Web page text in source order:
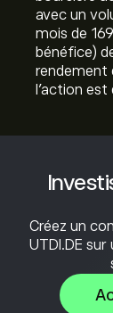
Créez un
UTDI.DE
avec un
mois de
bénéfice)
rendement
l'action est